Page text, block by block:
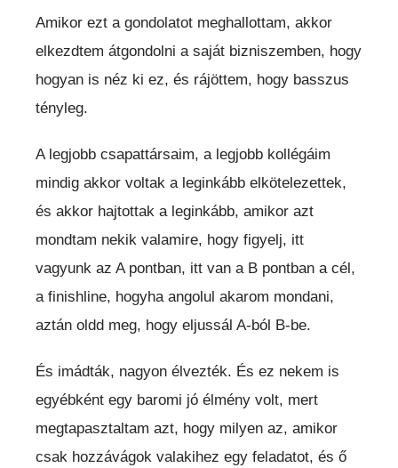
Amikor ezt a gondolatot meghallottam, akkor
elkezdtem átgondolni a saját bizniszemben, hogy
hogyan is néz ki ez, és rájöttem, hogy basszus
tényleg.
A legjobb csapattársaim, a legjobb kollégáim
mindig akkor voltak a leginkább elkötelezettek,
és akkor hajtottak a leginkább, amikor azt
mondtam nekik valamire, hogy figyelj, itt
vagyunk az A pontban, itt van a B pontban a cél,
a finishline, hogyha angolul akarom mondani,
aztán oldd meg, hogy eljussál A-ból B-be.
És imádták, nagyon élvezték. És ez nekem is
egyébként egy baromi jó élmény volt, mert
megtapasztaltam azt, hogy milyen az, amikor
csak hozzávágok valakihez egy feladatot, és ő